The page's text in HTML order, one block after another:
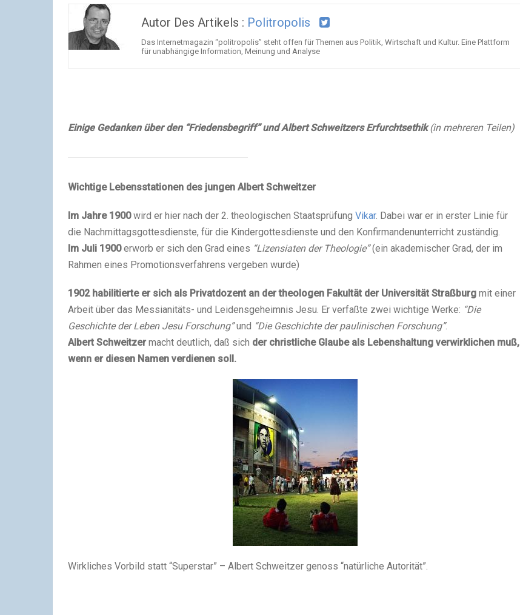
Autor Des Artikels : Politropolis
Das Internetmagazin “politropolis” steht offen für Themen aus Politik, Wirtschaft und Kultur. Eine Plattform
für unabhängige Information, Meinung und Analyse
Einige Gedanken über den “Friedensbegriff” und Albert Schweitzers Erfurchtsethik(in mehreren Teilen)
Wichtige Lebensstationen des jungen Albert Schweitzer
Im Jahre 1900wird er hier nach der 2. theologischen Staatsprüfung Vikar. Dabei war er in erster Linie für
die Nachmittagsgottesdienste, für die Kindergottesdienste und den Konfirmandenunterricht zuständig.
Im Juli 1900erworb er sich den Grad eines “Lizensiaten der Theologie”(ein akademischer Grad, der im
Rahmen eines Promotionsverfahrens vergeben wurde)
1902 habilitierte er sich als Privatdozent an der theologen Fakultät der Universität Straßburg mit einer
Arbeit über das Messianitäts- und Leidensgeheimnis Jesu. Er verfaßte zwei wichtige Werke: “Die
Geschichte der Leben Jesu Forschung”und “Die Geschichte der paulinischen Forschung”.
Albert Schweitzer macht deutlich, daß sich der christliche Glaube als Lebenshaltung verwirklichen muß,
wenn er diesen Namen verdienen soll.
Wirkliches Vorbild statt “Superstar” – Albert Schweitzer genoss “natürliche Autorität”.